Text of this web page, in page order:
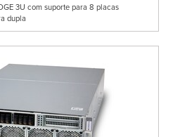
3U com suporte para 8 placas
dupla